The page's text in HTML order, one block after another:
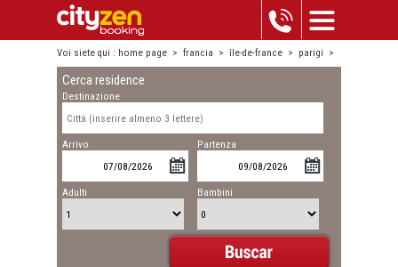
Voi siete qui : home page > francia > île-de-france > parigi >
marais-beaubourg
Cerca residence
Destinazione
Arrivo Partenza
Adulti Bambini